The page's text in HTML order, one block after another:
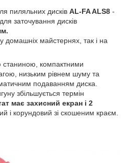
пиляльних дисків AL-FA ALS8 -
заточування дисків
домашніх майстернях, так і на
компактними
низьким рівнем шуму та
подаванням диска.
збільшується термін
має захисний екран і 2
і корундовий зі скошеним краєм.